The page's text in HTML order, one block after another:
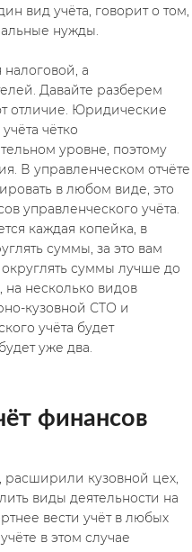
вид учёта, говорит о том,
нужды.
а
Давайте разберем
отличие. Юридические
чётко
уровне, поэтому
В управленческом отчёте
в любом виде, это
управленческого учёта.
каждая копейка, в
суммы, за это вам
суммы лучше до
несколько видов
кузовной СТО и
учёта будет
уже два.
финансов
кузовной цех,
виды деятельности на
вести учёт в любых
в этом случае